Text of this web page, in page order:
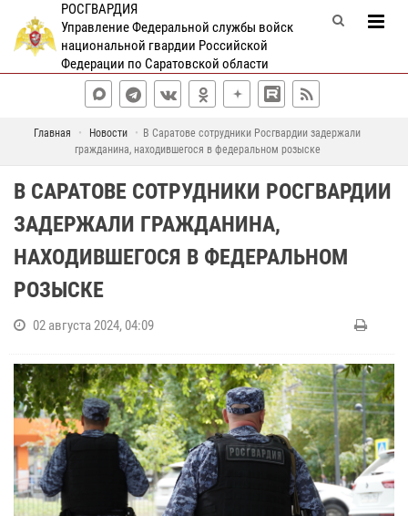
РОСГВАРДИЯ
Управление Федеральной службы войск
национальной гвардии Российской
Федерации по Саратовской области
Главная Новости
В Саратове сотрудники Росгвардии задержали
гражданина, находившегося в федеральном розыске
В САРАТОВЕ СОТРУДНИКИ РОСГВАРДИИ
ЗАДЕРЖАЛИ ГРАЖДАНИНА,
НАХОДИВШЕГОСЯ В ФЕДЕРАЛЬНОМ
РОЗЫСКЕ
02 августа 2024, 04:09